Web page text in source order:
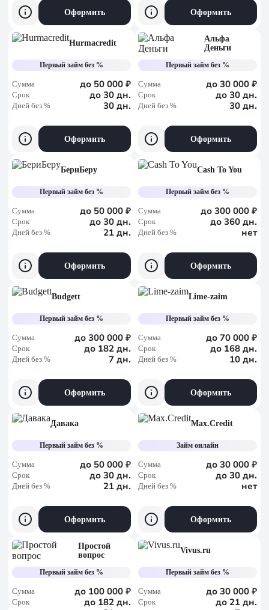
Оформить Оформить
Hurmacredit
Первый займ без %
Сумма до 50 000 ₽
Срок до 30 дн.
Дней без % 30 дн.
Оформить
Альфа
Деньги
Первый займ без %
Сумма до 30 000 ₽
Срок до 30 дн.
Дней без % 30 дн.
Оформить
БериБеру
Первый займ без %
Сумма до 50 000 ₽
Срок до 30 дн.
Дней без % 21 дн.
Оформить
Cash To You
Первый займ без %
Сумма до 300 000 ₽
Срок до 360 дн.
Дней без % нет
Оформить
Budgett
Первый займ без %
Сумма до 300 000 ₽
Срок до 182 дн.
Дней без % 7 дн.
Оформить
Lime-zaim
Первый займ без %
Сумма до 70 000 ₽
Срок до 168 дн.
Дней без % 10 дн.
Оформить
Давака
Первый займ без %
Сумма до 50 000 ₽
Срок до 30 дн.
Дней без % 21 дн.
Оформить
Max.Credit
Займ онлайн
Сумма до 30 000 ₽
Срок до 30 дн.
Дней без % нет
Оформить
Простой
вопрос
Первый займ без %
Сумма до 100 000 ₽
Срок до 182 дн.
Vivus.ru
Первый займ без %
Сумма до 30 000 ₽
Срок до 21 дн.